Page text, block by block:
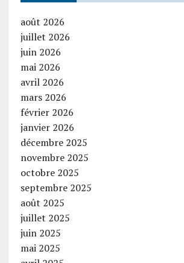
août 2026
juillet 2026
juin 2026
mai 2026
avril 2026
mars 2026
février 2026
janvier 2026
décembre 2025
novembre 2025
octobre 2025
septembre 2025
août 2025
juillet 2025
juin 2025
mai 2025